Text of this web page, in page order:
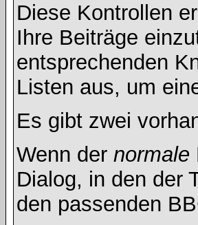
Diese Kontrollen
Ihre Beiträge
entsprechenden
Listen aus, um
Es gibt zwei
Wenn der normale
Dialog, in den der
den passenden